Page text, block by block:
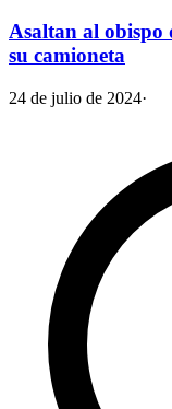
Asaltan al obispo
su camioneta
24 de julio de 2024·